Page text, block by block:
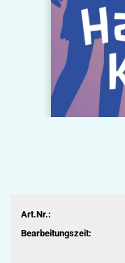
Art.Nr.:
Bearbeitungszeit: